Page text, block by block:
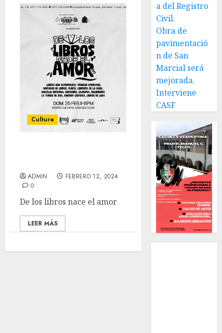
Cultura
ADMIN
FEBRERO 12, 2024
0
De los libros nace el amor
LEER MÁS
a del Registro
Civil.
Obra de
pavimentació
n de San
Marcial será
mejorada.
Interviene
CASF